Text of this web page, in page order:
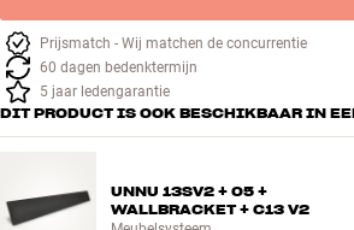
Prijsmatch - Wij matchen de concurrentie
60 dagen bedenktermijn
5 jaar ledengarantie
DIT PRODUCT IS OOK BESCHIKBAAR IN
UNNU 13SV2 + 05 +
WALLBRACKET + C13 V2